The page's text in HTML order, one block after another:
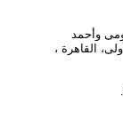
وأحمد
القاهرة ،